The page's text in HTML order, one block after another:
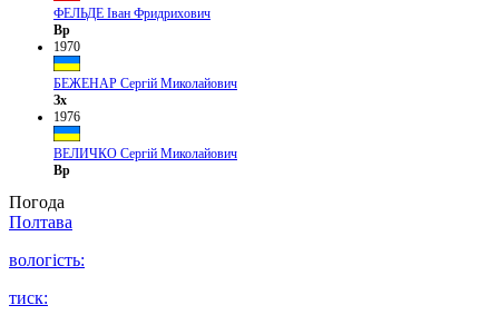
ФЕЛЬДЕ Іван Фридрихович
Вр
1970
БЕЖЕНАР Сергій Миколайович
Зх
1976
ВЕЛИЧКО Сергій Миколайович
Вр
Погода
Полтава
вологість:
тиск: